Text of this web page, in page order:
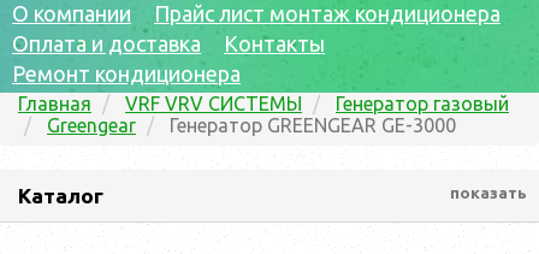
О компании
Прайс лист монтаж кондиционера
Оплата и доставка
Контакты
Ремонт кондиционера
Главная VRF VRV СИСТЕМЫ
Генератор газовый
Greengear
Генератор GREENGEAR GE-3000
Каталог показать